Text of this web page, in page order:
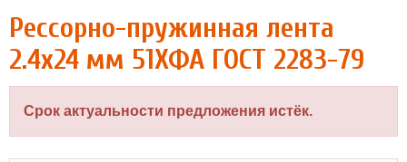
Рессорно-пружинная лента
2.4x24 мм 51ХФА ГОСТ 2283-79
Срок актуальности предложения истёк.